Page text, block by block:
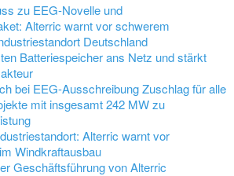
zu EEG-Novelle und
Alterric warnt vor schwerem
Deutschland
Batteriespeicher ans Netz und stärkt
bei EEG-Ausschreibung Zuschlag für alle
mit insgesamt 242 MW zu
Alterric warnt vor
Windkraftausbau
Geschäftsführung von Alterric